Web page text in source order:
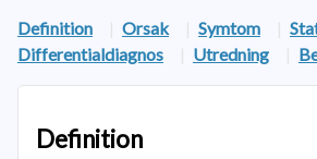
Definition | Orsak | Symtom |
Differentialdiagnos
| Utredning |
Definition